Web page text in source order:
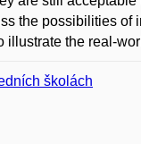
the possibilities of
the real-
školách